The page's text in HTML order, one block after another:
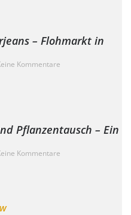
– Flohmarkt in
Kommentare
Pflanzentausch – Ein
Kommentare